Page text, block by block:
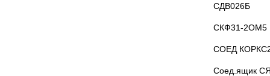
СДВ026Б
СКФ31-2ОМ5
СОЕД
Соед.ящик